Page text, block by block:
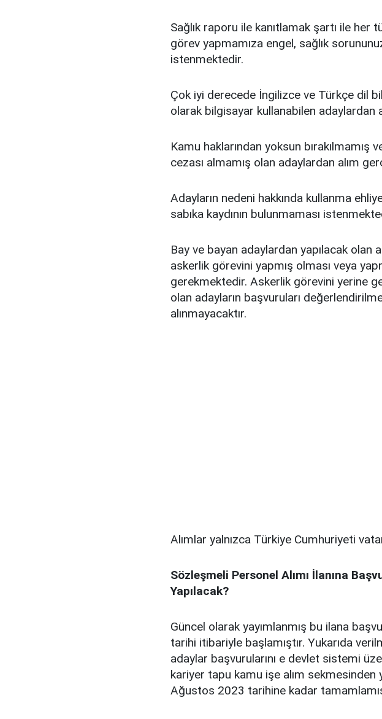
Sağlık raporu ile kanıtlamak şartı ile her
görev yapmamıza engel, sağlık
istenmektedir.
Çok iyi derecede İngilizce ve Türkçe dil
olarak bilgisayar kullanabilen adaylardan
Kamu haklarından yoksun bırakılmamış
cezası almamış olan adaylardan alım
Adayların nedeni hakkında kullanma
sabıka kaydının bulunmaması
Bay ve bayan adaylardan yapılacak olan
askerlik görevini yapmış olması veya
gerekmektedir. Askerlik görevini yerine
olan adayların başvuruları
alınmayacaktır.
Alımlar yalnızca Türkiye Cumhuriyeti
Sözleşmeli Personel Alımı İlanına
Yapılacak?
Güncel olarak yayımlanmış bu ilana
tarihi itibariyle başlamıştır. Yukarıda
adaylar başvurularını e devlet sistemi
kariyer tapu kamu işe alım sekmesinden
Ağustos 2023 tarihine kadar